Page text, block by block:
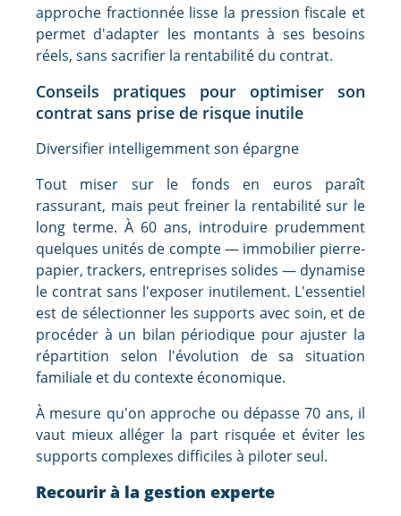
approche fractionnée lisse la pression fiscale et
permet d'adapter les montants à ses besoins
réels, sans sacrifier la rentabilité du contrat.
Conseils pratiques pour optimiser son
contrat sans prise de risque inutile
Diversifier intelligemment son épargne
Tout miser sur le fonds en euros paraît
rassurant, mais peut freiner la rentabilité sur le
long terme. À 60 ans, introduire prudemment
quelques unités de compte — immobilier pierre-
papier, trackers, entreprises solides — dynamise
le contrat sans l'exposer inutilement. L'essentiel
est de sélectionner les supports avec soin, et de
procéder à un bilan périodique pour ajuster la
répartition selon l'évolution de sa situation
familiale et du contexte économique.
À mesure qu'on approche ou dépasse 70 ans, il
vaut mieux alléger la part risquée et éviter les
supports complexes difficiles à piloter seul.
Recourir à la gestion experte